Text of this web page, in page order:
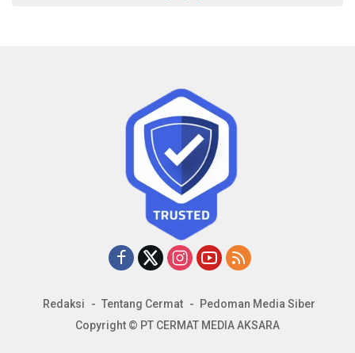
Redaksi Tentang Cermat
Pedoman Media Siber
Copyright © PT CERMAT MEDIA AKSARA